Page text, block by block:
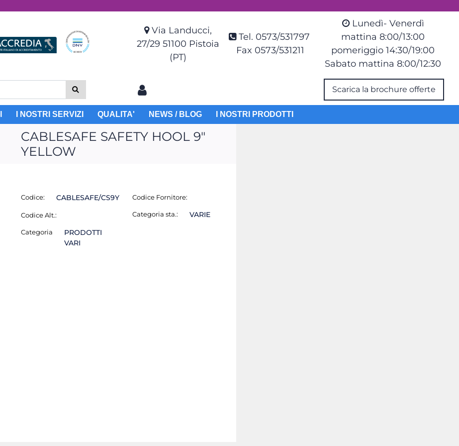
Via Landucci,
27/29 51100 Pistoia
(PT)
Tel. 0573/531797
Fax 0573/531211
Lunedì- Venerdì
mattina 8:00/13:00
pomeriggio 14:30/19:00
Sabato mattina 8:00/12:30
Scarica la brochure offerte
I NOSTRI SERVIZI QUALITA' NEWS / BLOG I NOSTRI PRODOTTI
CABLESAFE SAFETY HOOL 9"
YELLOW
Codice: CABLESAFE/CS9Y
Codice Alt.:
Categoria
PRODOTTI
VARI
Codice Fornitore:
Categoria sta.: VARIE